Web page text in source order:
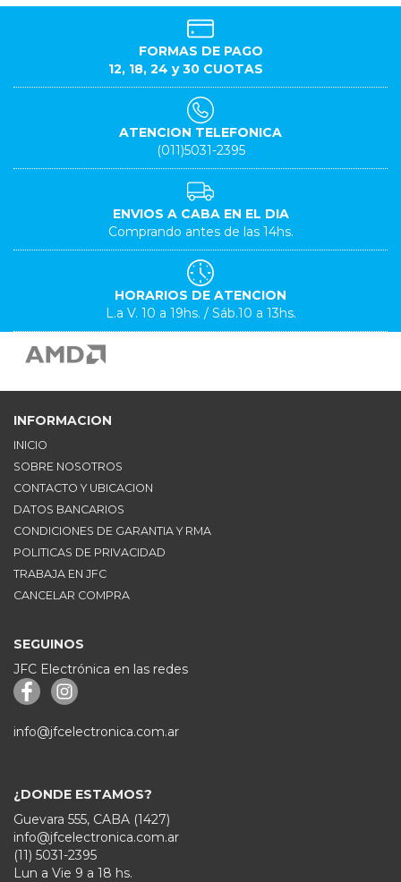
FORMAS DE PAGO
12, 18, 24 y 30 CUOTAS
ATENCION TELEFONICA
(011)5031-2395
ENVIOS A CABA EN EL DIA
Comprando antes de las 14hs.
HORARIOS DE ATENCION
L.a V. 10 a 19hs. / Sáb.10 a 13hs.
INFORMACION
INICIO
SOBRE NOSOTROS
CONTACTO Y UBICACION
DATOS BANCARIOS
CONDICIONES DE GARANTIA Y RMA
POLITICAS DE PRIVACIDAD
TRABAJA EN JFC
CANCELAR COMPRA
SEGUINOS
JFC Electrónica en las redes
info@jfcelectronica.com.ar
¿DONDE ESTAMOS?
Guevara 555, CABA (1427)
info@jfcelectronica.com.ar
(11) 5031-2395
Lun a Vie 9 a 18 hs.